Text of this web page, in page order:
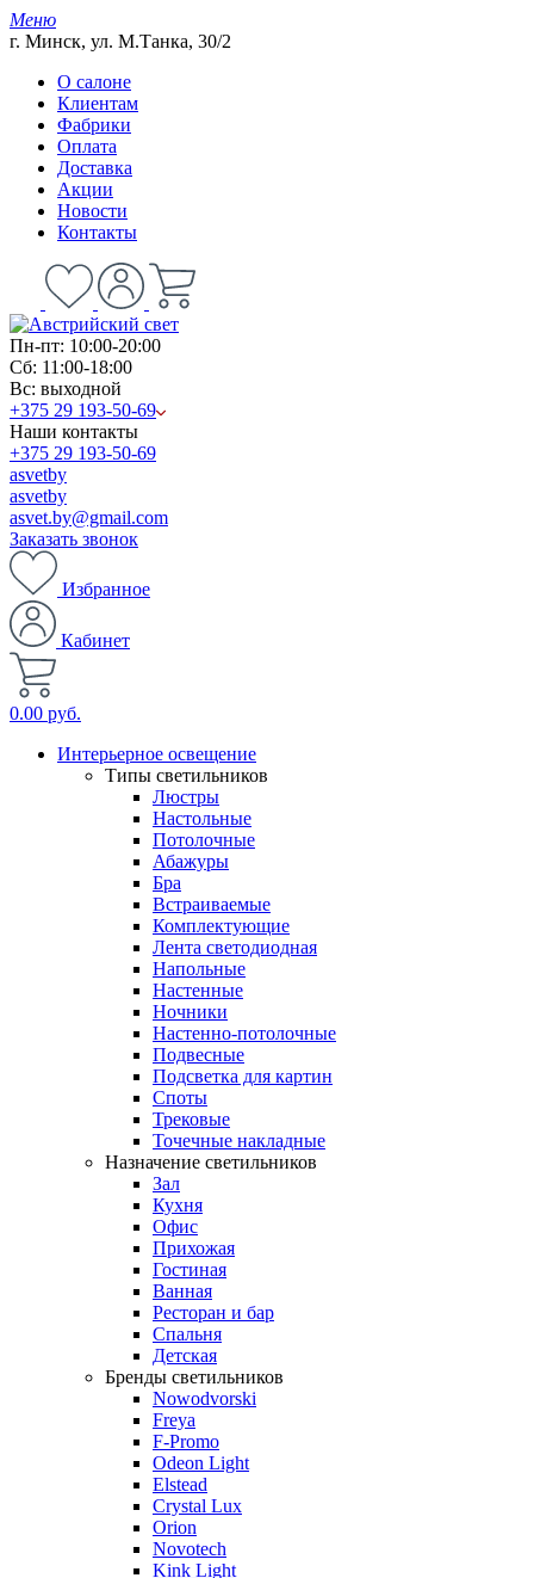
Меню
г. Минск, ул. М.Танка, 30/2
О салоне
Клиентам
Фабрики
Оплата
Доставка
Акции
Новости
Контакты
Пн-пт: 10:00-20:00
Сб: 11:00-18:00
Вс: выходной
+375 29 193-50-69
Наши контакты
+375 29 193-50-69
asvetby
asvetby
asvet.by@gmail.com
Заказать звонок
Избранное
Кабинет
0.00 руб.
Интерьерное освещение
Типы светильников
Люстры
Настольные
Потолочные
Абажуры
Бра
Встраиваемые
Комплектующие
Лента светодиодная
Напольные
Настенные
Ночники
Настенно-потолочные
Подвесные
Подсветка для картин
Споты
Трековые
Точечные накладные
Назначение светильников
Зал
Кухня
Офис
Прихожая
Гостиная
Ванная
Ресторан и бар
Спальня
Детская
Бренды светильников
Nowodvorski
Freya
F-Promo
Odeon Light
Elstead
Crystal Lux
Orion
Novotech
Kink Light